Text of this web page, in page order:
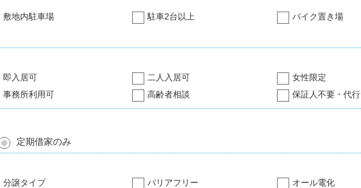
敷地内駐車場 駐車2台以上
バイク置き場
即入居可 二人入居可
女性限定
事務所利用可 高齢者相談 保証人不要・代行
定期借家のみ
分譲タイプ バリアフリー オール電化